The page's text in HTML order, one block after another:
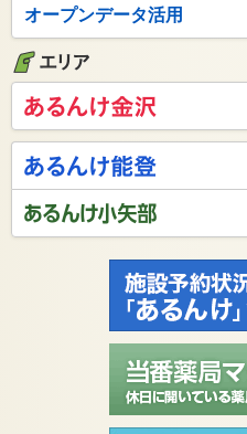
オープンデータ活用